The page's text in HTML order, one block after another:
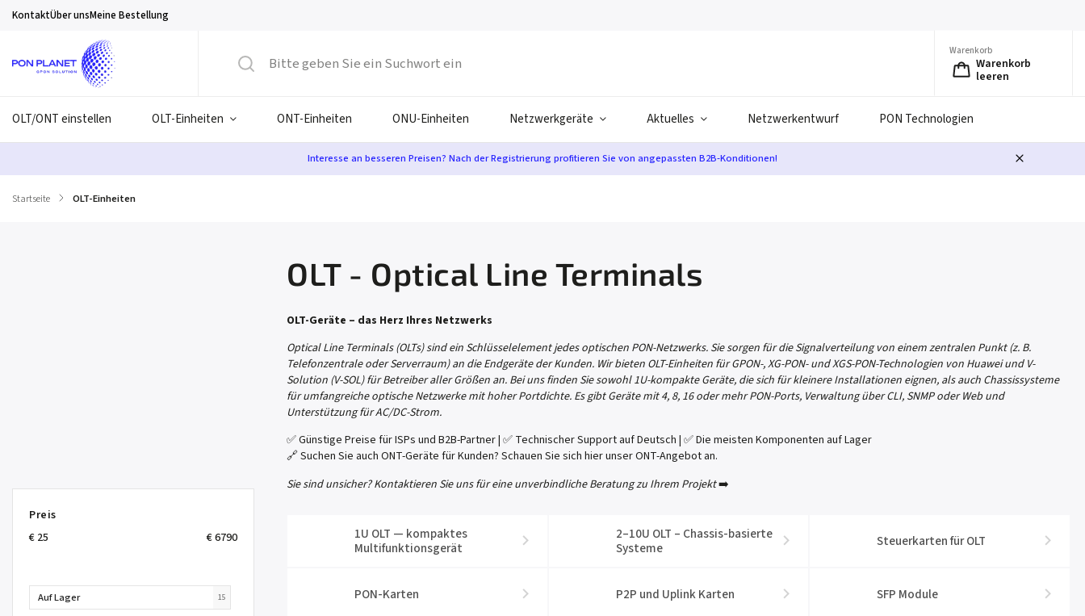
KontaktÜber unsMeine Bestellung
Warenkorb
Warenkorb
leeren
OLT/ONT einstellen OLT-Einheiten ONT-Einheiten ONU-Einheiten Netzwerkgeräte Aktuelles Netzwerkentwurf PON Technologien
Interesse an besseren Preisen? Nach der Registrierung profitieren Sie von angepassten B2B-Konditionen!
Startseite / OLT-Einheiten
Preis
€ 25 €6790
Auf Lager 15
OLT - Optical Line Terminals
OLT-Geräte – das Herz Ihres Netzwerks
Optical Line Terminals (OLTs) sind ein Schlüsselelement jedes optischen PON-Netzwerks. Sie sorgen für die Signalverteilung von einem zentralen Punkt (z. B.
Telefonzentrale oder Serverraum) an die Endgeräte der Kunden. Wir bieten OLT-Einheiten für GPON-, XG-PON- und XGS-PON-Technologien von Huawei und V-
Solution (V-SOL) für Betreiber aller Größen an. Bei uns finden Sie sowohl 1U-kompakte Geräte, die sich für kleinere Installationen eignen, als auch Chassissysteme
für umfangreiche optische Netzwerke mit hoher Portdichte. Es gibt Geräte mit 4, 8, 16 oder mehr PON-Ports, Verwaltung über CLI, SNMP oder Web und
Unterstützung für AC/DC-Strom.
✅ Günstige Preise für ISPs und B2B-Partner | ✅ Technischer Support auf Deutsch | ✅ Die meisten Komponenten auf Lager
🔗 Suchen Sie auch ONT-Geräte für Kunden? Schauen Sie sich hier unser ONT-Angebot an.
Sie sind unsicher? Kontaktieren Sie uns für eine unverbindliche Beratung zu Ihrem Projekt➡️
1U OLT — kompaktes
Multifunktionsgerät
2–10U OLT – Chassis-basierte
Systeme
Steuerkarten für OLT
PON-Karten P2P und Uplink Karten SFP Module